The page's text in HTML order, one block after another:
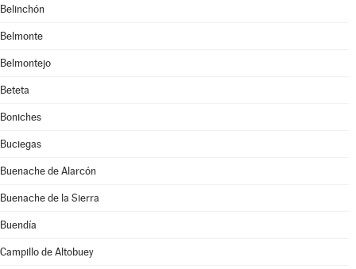
Belinchón
Belmonte
Belmontejo
Beteta
Boniches
Buciegas
Buenache de Alarcón
Buenache de la Sierra
Buendía
Campillo de Altobuey